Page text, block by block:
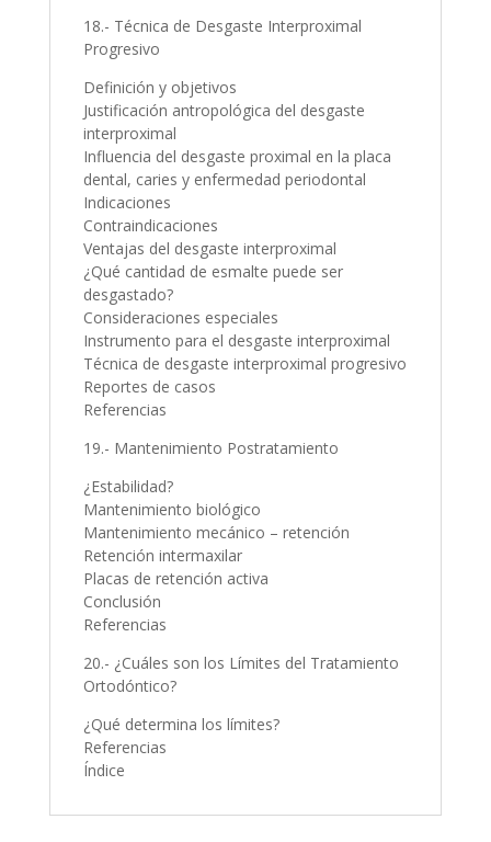
18.- Técnica de Desgaste Interproximal
Progresivo
Definición y objetivos
Justificación antropológica del desgaste
interproximal
Influencia del desgaste proximal en la placa
dental, caries y enfermedad periodontal
Indicaciones
Contraindicaciones
Ventajas del desgaste interproximal
¿Qué cantidad de esmalte puede ser
desgastado?
Consideraciones especiales
Instrumento para el desgaste interproximal
Técnica de desgaste interproximal progresivo
Reportes de casos
Referencias
19.- Mantenimiento Postratamiento
¿Estabilidad?
Mantenimiento biológico
Mantenimiento mecánico – retención
Retención intermaxilar
Placas de retención activa
Conclusión
Referencias
20.- ¿Cuáles son los Límites del Tratamiento
Ortodóntico?
¿Qué determina los límites?
Referencias
Índice